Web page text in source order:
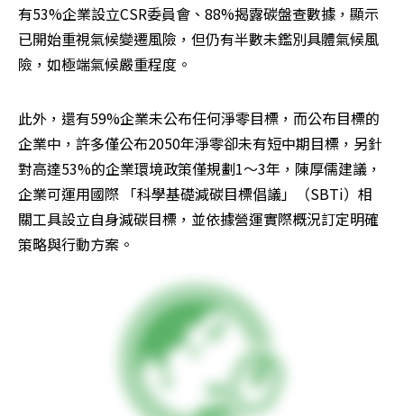
有53%企業設立CSR委員會、88%揭露碳盤查數據，顯示
已開始重視氣候變遷風險，但仍有半數未鑑別具體氣候風
險，如極端氣候嚴重程度。
此外，還有59%企業未公布任何淨零目標，而公布目標的
企業中，許多僅公布2050年淨零卻未有短中期目標，另針
對高達53%的企業環境政策僅規劃1～3年，陳厚儒建議，
企業可運用國際 「科學基礎減碳目標倡議」（SBTi）相
關工具設立自身減碳目標，並依據營運實際概況訂定明確
策略與行動方案。